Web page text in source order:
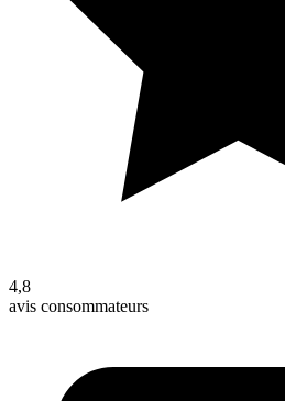
4,8
avis consommateurs